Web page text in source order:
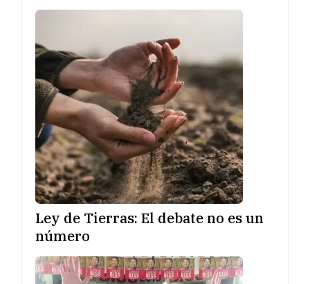
Ley de Tierras: El debate no es un
número